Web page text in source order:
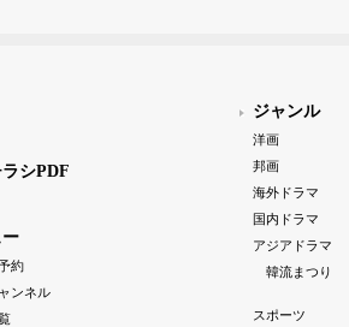
シPDF
約
ンネル
ジャンル
洋画
邦画
海外ドラマ
国内ドラマ
アジアドラマ
韓流まつり
スポーツ